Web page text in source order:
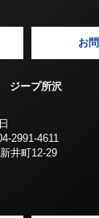
お
ジープ所沢
2991-4611
井町12-29